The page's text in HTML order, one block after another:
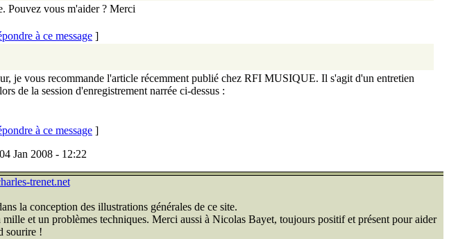
Pouvez vous m'aider ? Merci
à ce message ]
je vous recommande l'article récemment publié chez RFI MUSIQUE. Il s'agit d'un entretien
de la session d'enregistrement narrée ci-dessus :
à ce message ]
Jan 2008 - 12:22
trenet.net
la conception des illustrations générales de ce site.
et un problèmes techniques. Merci aussi à Nicolas Bayet, toujours positif et présent pour aider
sourire !